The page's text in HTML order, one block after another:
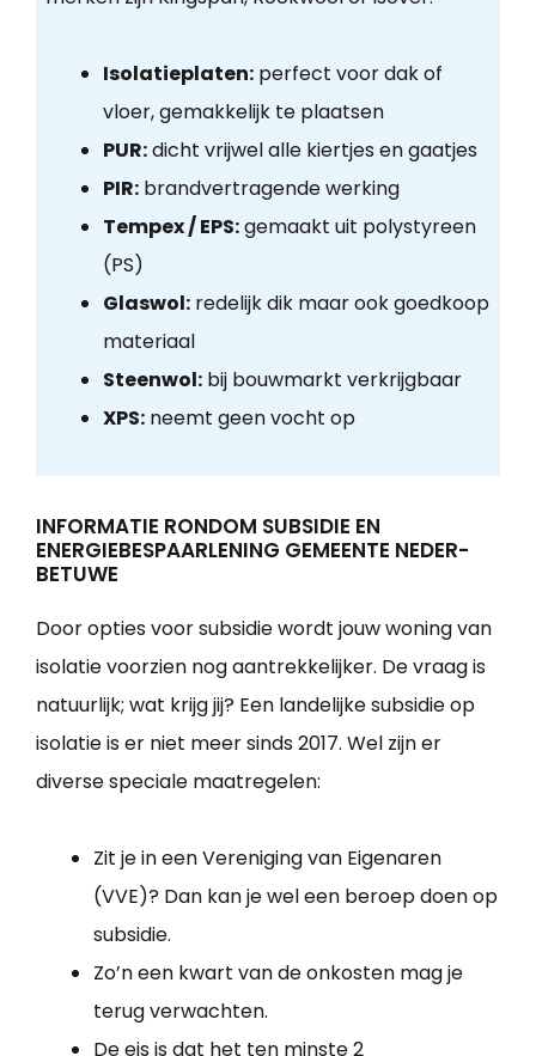
Isolatieplaten:perfect voor dak of
vloer, gemakkelijk te plaatsen
PUR:dicht vrijwel alle kiertjes en gaatjes
PIR:brandvertragende werking
Tempex / EPS:gemaakt uit polystyreen
(PS)
Glaswol:redelijk dik maar ook goedkoop
materiaal
Steenwol:bij bouwmarkt verkrijgbaar
XPS:neemt geen vocht op
INFORMATIE RONDOM SUBSIDIE EN
ENERGIEBESPAARLENING GEMEENTE NEDER-
BETUWE
Door opties voor subsidie wordt jouw woning van
isolatie voorzien nog aantrekkelijker. De vraag is
natuurlijk; wat krijg jij? Een landelijke subsidie op
isolatie is er niet meer sinds 2017. Wel zijn er
diverse speciale maatregelen:
Zit je in een Vereniging van Eigenaren
(VVE)? Dan kan je wel een beroep doen op
subsidie.
Zo’n een kwart van de onkosten mag je
terug verwachten.
De eis is dat het ten minste 2